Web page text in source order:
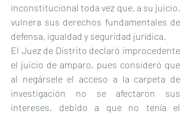
inconstitucional toda vez que, a su juicio,
vulnera sus derechos fundamentales de
defensa, igualdad y seguridad jurídica.
El Juez de Distrito declaró improcedente
el juicio de amparo, pues consideró que
al negársele el acceso a la carpeta de
investigación no se afectaron sus
intereses, debido a que no tenía el